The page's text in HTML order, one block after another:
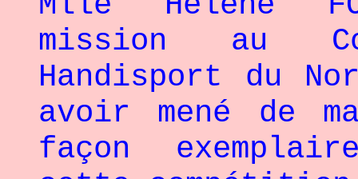
mission au
Handisport du
avoir mené de
façon